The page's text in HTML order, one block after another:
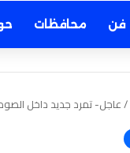
فن محافظات
/عاجل- تمرد جديد داخل